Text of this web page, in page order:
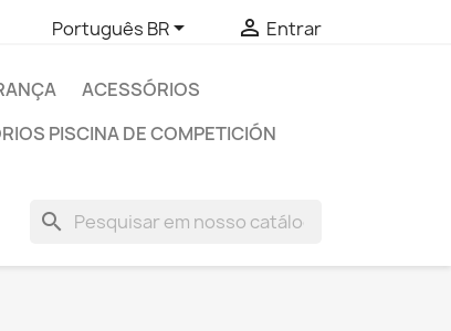
Português BR  Entrar
ACESSÓRIOS
PISCINA DE COMPETICIÓN
search